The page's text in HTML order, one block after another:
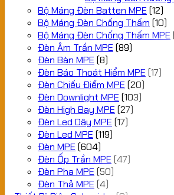
Bộ Máng Đèn Batten MPE (12)
Bộ Máng Đèn Chống Thấm (10)
Bộ Máng Đèn Chống Thấm MPE
Đèn Âm Trần MPE (89)
Đèn Bàn MPE (8)
Đèn Báo Thoát Hiểm MPE (17)
Đèn Chiếu Điểm MPE (20)
Đèn Downlight MPE (103)
Đèn High Bay MPE (27)
Đèn Led Dây MPE (17)
Đèn Led MPE (119)
Đèn MPE (604)
Đèn Ốp Trần MPE (47)
Đèn Pha MPE (50)
Đèn Thả MPE (4)